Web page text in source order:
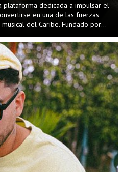
plataforma dedicada a impulsar el
en una de las fuerzas
del Caribe. Fundado por